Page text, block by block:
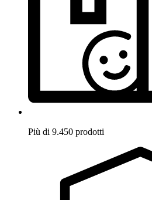
Più di 9.450 prodotti